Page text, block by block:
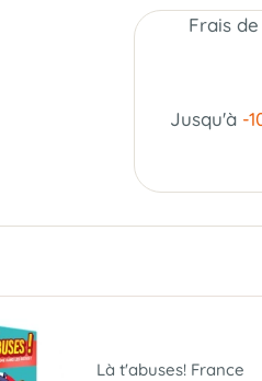
Frais
Jusqu'à -
Là t'abuses! France